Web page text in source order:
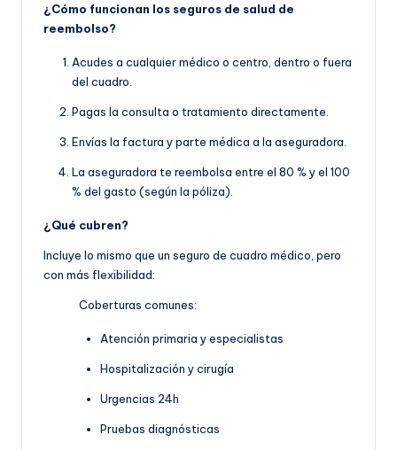
¿Cómo funcionan los seguros de salud de
reembolso?
Acudes a cualquier médico o centro, dentro o fuera
del cuadro.
Pagas la consulta o tratamiento directamente.
Envías la factura y parte médica a la aseguradora.
La aseguradora te reembolsa entre el 80 % y el 100
% del gasto (según la póliza).
¿Qué cubren?
Incluye lo mismo que un seguro de cuadro médico, pero
con más flexibilidad:
Coberturas comunes:
Atención primaria y especialistas
Hospitalización y cirugía
Urgencias 24h
Pruebas diagnósticas